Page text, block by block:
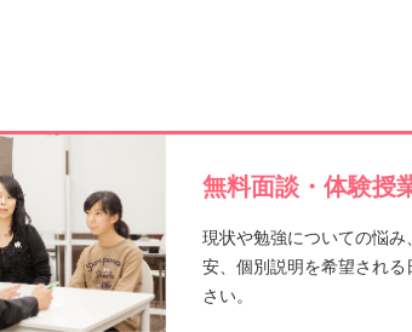
k
無料面談・体験授
現状や勉強についての悩
安、個別説明を希望され
さい。